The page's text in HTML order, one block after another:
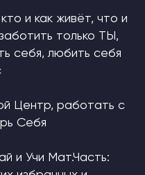
и как живёт, что и
только ТЫ,
себя, любить себя
Центр, работать с
Себя
и Учи Мат.Часть: